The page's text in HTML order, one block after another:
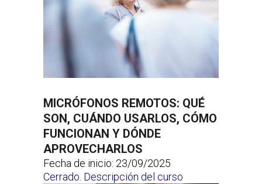
MICRÓFONOS REMOTOS: QUÉ
SON, CUÁNDO USARLOS, CÓMO
FUNCIONAN Y DÓNDE
APROVECHARLOS
Fecha de inicio: 23/09/2025
Cerrado. Descripción del curso